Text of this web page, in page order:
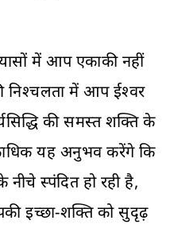
में आप एकाकी नहीं
निश्चलता में आप ईश्वर
की समस्त शक्ति के
यह अनुभव करेंगे कि
स्पंदित हो रही है,
इच्छा-शक्ति को सुदृढ़